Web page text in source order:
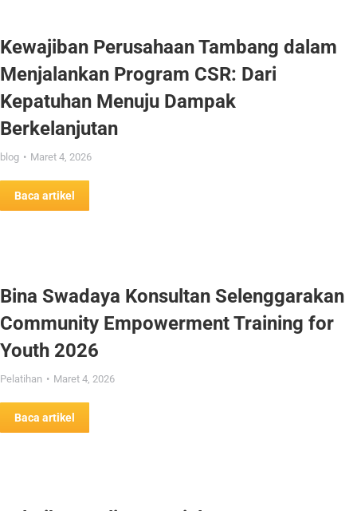
Kewajiban Perusahaan Tambang dalam
Menjalankan Program CSR: Dari
Kepatuhan Menuju Dampak
Berkelanjutan
blog Maret 4, 2026
Baca artikel
Bina Swadaya Konsultan Selenggarakan
Community Empowerment Training for
Youth 2026
Pelatihan Maret 4, 2026
Baca artikel